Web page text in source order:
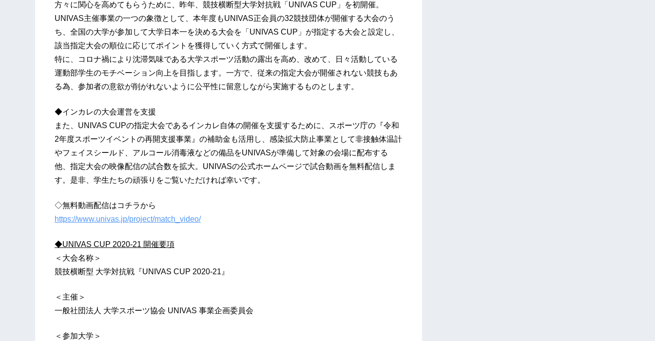
方々に関心を高めてもらうために、昨年、競技横断型大学対抗戦「UNIVAS CUP」を初開催。
UNIVAS主催事業の一つの象徴として、本年度もUNIVAS正会員の32競技団体が開催する大会のう
ち、全国の大学が参加して大学日本一を決める大会を「UNIVAS CUP」が指定する大会と設定し、
該当指定大会の順位に応じてポイントを獲得していく方式で開催します。
特に、コロナ禍により沈滞気味である大学スポーツ活動の露出を高め、改めて、日々活動している
運動部学生のモチベーション向上を目指します。一方で、従来の指定大会が開催されない競技もあ
る為、参加者の意欲が削がれないように公平性に留意しながら実施するものとします。
◆インカレの大会運営を支援
また、UNIVAS CUPの指定大会であるインカレ自体の開催を支援するために、スポーツ庁の『令和
2年度スポーツイベントの再開支援事業』の補助金も活用し、感染拡大防止事業として非接触体温計
やフェイスシールド、アルコール消毒液などの備品をUNIVASが準備して対象の会場に配布する
他、指定大会の映像配信の試合数を拡大。UNIVASの公式ホームページで試合動画を無料配信しま
す。是非、学生たちの頑張りをご覧いただければ幸いです。
◇無料動画配信はコチラから
https://www.univas.jp/project/match_video/
◆UNIVAS CUP 2020-21 開催要項
＜大会名称＞
競技横断型 大学対抗戦『UNIVAS CUP 2020-21』
＜主催＞
一般社団法人 大学スポーツ協会 UNIVAS 事業企画委員会
＜参加大学＞